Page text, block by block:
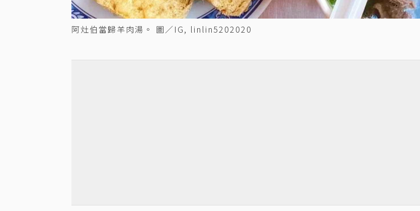
阿灶伯當歸羊肉湯。 圖／IG, linlin5202020